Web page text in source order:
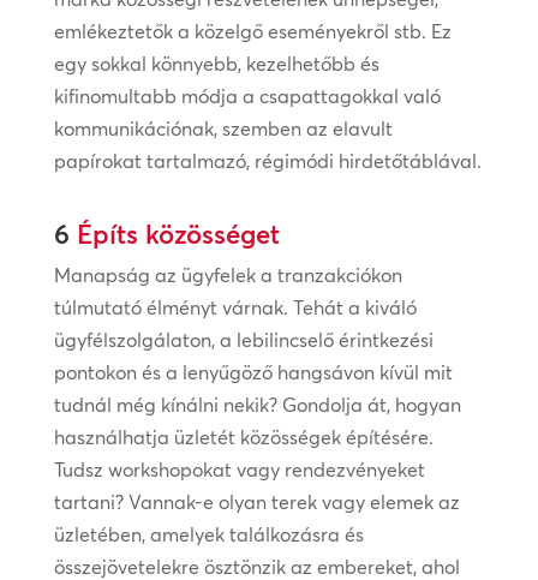
emlékeztetők a közelgő eseményekről stb. Ez
egy sokkal könnyebb, kezelhetőbb és
kifinomultabb módja a csapattagokkal való
kommunikációnak, szemben az elavult
papírokat tartalmazó, régimódi hirdetőtáblával.
6 Építs közösséget
Manapság az ügyfelek a tranzakciókon
túlmutató élményt várnak. Tehát a kiváló
ügyfélszolgálaton, a lebilincselő érintkezési
pontokon és a lenyűgöző hangsávon kívül mit
tudnál még kínálni nekik? Gondolja át, hogyan
használhatja üzletét közösségek építésére.
Tudsz workshopokat vagy rendezvényeket
tartani? Vannak-e olyan terek vagy elemek az
üzletében, amelyek találkozásra és
összejövetelekre ösztönzik az embereket, ahol